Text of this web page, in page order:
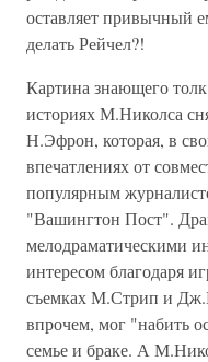
оставляет привычный
делать Рейчел?!
Картина знающего
историях М.Николса
Н.Эфрон, которая, в
впечатлениях от
популярным
"Вашингтон Пост".
мелодраматическими
интересом благодаря
съемках М.Стрип и
впрочем, мог "набить
семье и браке. А